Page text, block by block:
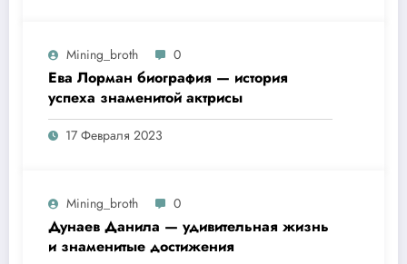
Mining_broth 0
Ева Лорман биография — история
успеха знаменитой актрисы
17 Февраля 2023
Mining_broth 0
Дунаев Данила — удивительная жизнь
и знаменитые достижения